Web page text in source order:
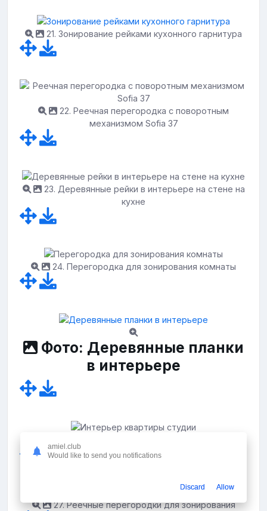
21. Зонирование рейками кухонного гарнитура
22. Реечная перегородка с поворотным
механизмом Sofia 37
23. Деревянные рейки в интерьере на стене на
кухне
24. Перегородка для зонирования комнаты
Фото: Деревянные планки
в интерьере
27. Реечные перегородки для зонирования
amiel.club
Would like to send you notifications
Discard Allow